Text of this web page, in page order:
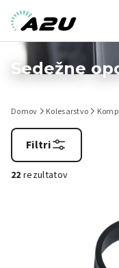
Sedežne
Domov Kolesarstvo
Filtri
22 rezultatov